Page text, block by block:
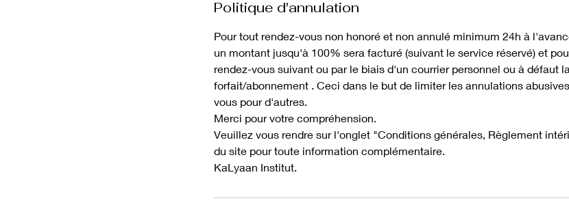
Politique d'annulation
Pour tout rendez-vous non honoré et non annulé minimum 24h à
un montant jusqu'à 100% sera facturé (suivant le service réservé) et
rendez-vous suivant ou par le biais d'un courrier personnel ou à défaut
forfait/abonnement . Ceci dans le but de limiter les annulations
vous pour d'autres.
Merci pour votre compréhension.
Veuillez vous rendre sur l'onglet "Conditions générales, Règlement
du site pour toute information complémentaire.
KaLyaan Institut.